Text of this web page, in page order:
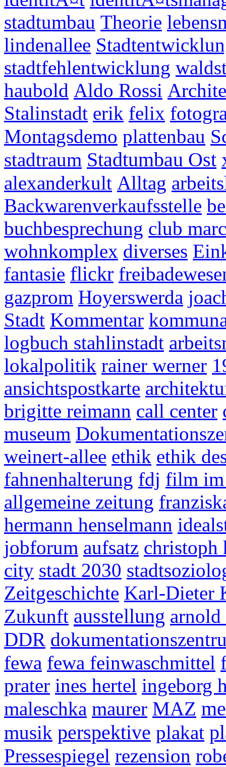
stadtumbau Theorie
lindenallee
stadtfehlentwicklung
haubold Aldo Rossi
Stalinstadt erik felix
Montagsdemo plattenbau
stadtraum Stadtumbau Ost
alexanderkult Alltag
Backwarenverkaufsstelle
buchbesprechung club
wohnkomplex diverses
fantasie flickr
gazprom Hoyerswerda
Stadt Kommentar
logbuch stahlinstadt
lokalpolitik rainer werner
ansichtspostkarte
brigitte reimann call center
museum
weinert-allee ethik ethik
fahnenhalterung fdj film im
allgemeine zeitung
hermann henselmann
jobforum aufsatz christoph
city stadt 2030
Zeitgeschichte Karl-Dieter
Zukunft ausstellung
DDR
fewa fewa feinwaschmittel
prater ines hertel ingeborg
maleschka maurer MAZ
musik perspektive plakat
Pressespiegel rezension